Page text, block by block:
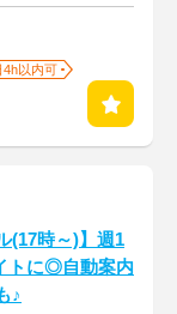
4h以内可
(17時～)】週1
トに◎自動案内
♪